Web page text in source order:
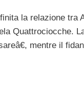
la relazione tra
Quattrociocche.
mentre il